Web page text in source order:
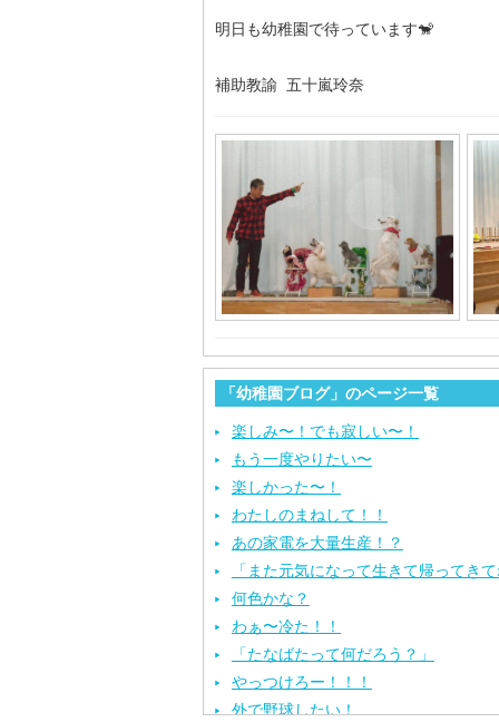
明日も幼稚園で待っています🐒
補助教諭 五十嵐玲奈
「幼稚園ブログ」のページ一覧
楽しみ〜！でも寂しい〜！
もう一度やりたい〜
楽しかった〜！
わたしのまねして！！
あの家電を大量生産！？
「また元気になって生きて帰ってき
何色かな？
わぁ〜冷た！！
「たなばたって何だろう？」
やっつけろー！！！
外で野球したい！